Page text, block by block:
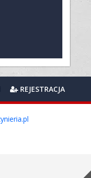
REJESTRACJA